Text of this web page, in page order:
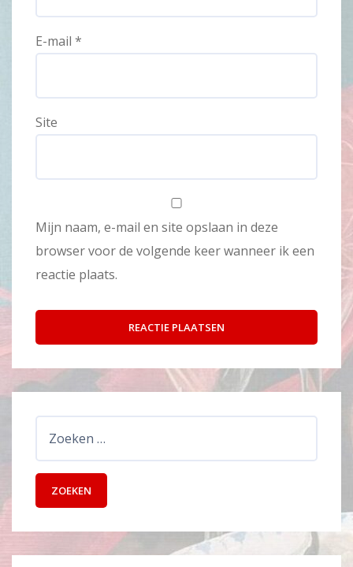
E-mail *
Site
Mijn naam, e-mail en site opslaan in deze
browser voor de volgende keer wanneer ik een
reactie plaats.